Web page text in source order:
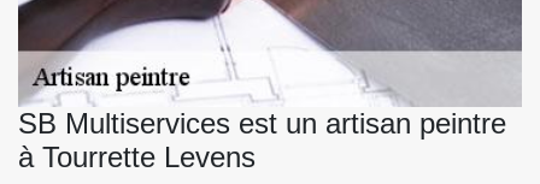
SB Multiservices est un artisan peintre
à Tourrette Levens